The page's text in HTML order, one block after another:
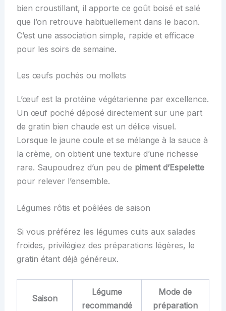
bien croustillant, il apporte ce goût boisé et salé
que l’on retrouve habituellement dans le bacon.
C’est une association simple, rapide et efficace
pour les soirs de semaine.
Les œufs pochés ou mollets
L’œuf est la protéine végétarienne par excellence.
Un œuf poché déposé directement sur une part
de gratin bien chaude est un délice visuel.
Lorsque le jaune coule et se mélange à la sauce à
la crème, on obtient une texture d’une richesse
rare. Saupoudrez d’un peu de piment d’Espelette
pour relever l’ensemble.
Légumes rôtis et poêlées de saison
Si vous préférez les légumes cuits aux salades
froides, privilégiez des préparations légères, le
gratin étant déjà généreux.
Saison
Légume
recommandé
Mode de
préparation